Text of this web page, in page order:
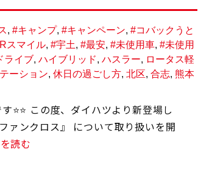
,#キャンプ,#キャンペーン,#コバックうと
スマイル,#宇土,#最安,#未使用車,#未使用
ライブ,ハイブリッド,ハスラー, ロータス軽
ーション,休日の過ごし方,北区,合志,熊本
⭐⭐ この度、ダイハツより新登場し
ァンクロス』 について取り扱いを開
読む